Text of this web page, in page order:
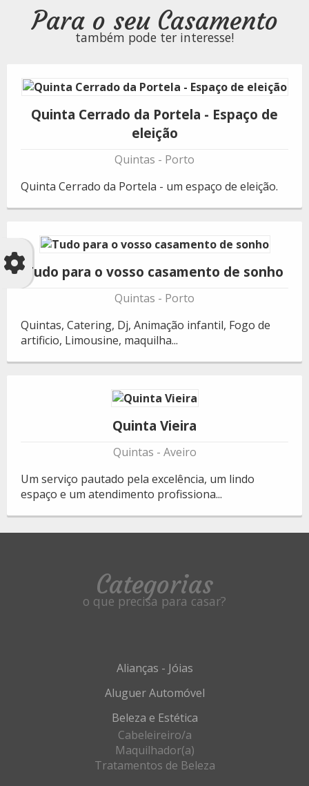
Para o seu Casamento
também pode ter interesse!
Quinta Cerrado da Portela - Espaço de
eleição
Quintas
Porto
Quinta Cerrado da Portela - um espaço de eleição.
Tudo para o vosso casamento de sonho
Quintas
Porto
Quintas, Catering, Dj, Animação infantil, Fogo de
artificio, Limousine, maquilha...
Quinta Vieira
Quintas
Aveiro
Um serviço pautado pela excelência, um lindo
espaço e um atendimento profissiona...
Categorias
o que precisa para casar?
Alianças - Jóias
Aluguer Automóvel
Beleza e Estética
Cabeleireiro/a
Maquilhador(a)
Tratamentos de Beleza